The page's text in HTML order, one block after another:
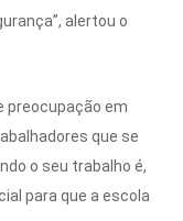
alertou o
preocupação em
que se
o seu trabalho é,
para que a escola